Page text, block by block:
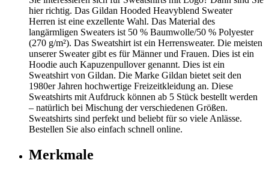
hier richtig. Das Gildan Hooded Heavyblend Sweater
Herren ist eine exzellente Wahl. Das Material des
langärmligen Sweaters ist 50 % Baumwolle/50 % Polyester
(270 g/m²). Das Sweatshirt ist ein Herrensweater. Die meisten
unserer Sweater gibt es für Männer und Frauen. Dies ist ein
Hoodie auch Kapuzenpullover genannt. Dies ist ein
Sweatshirt von Gildan. Die Marke Gildan bietet seit den
1980er Jahren hochwertige Freizeitkleidung an. Diese
Sweatshirts mit Aufdruck können ab 5 Stück bestellt werden
– natürlich bei Mischung der verschiedenen Größen.
Sweatshirts sind perfekt und beliebt für so viele Anlässe.
Bestellen Sie also einfach schnell online.
Merkmale